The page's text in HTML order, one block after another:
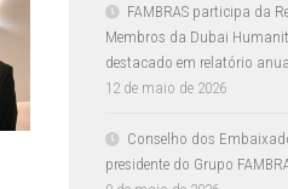
FAMBRAS participa da
Membros da Dubai
destacado em relatório anual
12 de maio de 2026
Conselho dos
presidente do Grupo